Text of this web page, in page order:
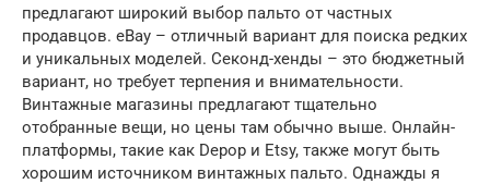
предлагают широкий выбор пальто от частных
продавцов. eBay – отличный вариант для поиска редких
и уникальных моделей. Секонд-хенды – это бюджетный
вариант, но требует терпения и внимательности.
Винтажные магазины предлагают тщательно
отобранные вещи, но цены там обычно выше. Онлайн-
платформы, такие как Depop и Etsy, также могут быть
хорошим источником винтажных пальто. Однажды я